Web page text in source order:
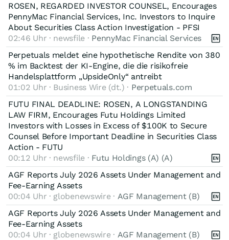
ROSEN, REGARDED INVESTOR COUNSEL, Encourages
PennyMac Financial Services, Inc. Investors to Inquire
About Securities Class Action Investigation - PFSI
02:46 Uhr · newsfile · PennyMac Financial Services
Perpetuals meldet eine hypothetische Rendite von 380
% im Backtest der KI-Engine, die die risikofreie
Handelsplattform „UpsideOnly“ antreibt
01:02 Uhr · Business Wire (dt.) · Perpetuals.com
FUTU FINAL DEADLINE: ROSEN, A LONGSTANDING
LAW FIRM, Encourages Futu Holdings Limited
Investors with Losses in Excess of $100K to Secure
Counsel Before Important Deadline in Securities Class
Action - FUTU
00:12 Uhr · newsfile · Futu Holdings (A) (A)
AGF Reports July 2026 Assets Under Management and
Fee-Earning Assets
00:04 Uhr · globenewswire · AGF Management (B)
AGF Reports July 2026 Assets Under Management and
Fee-Earning Assets
00:04 Uhr · globenewswire · AGF Management (B)